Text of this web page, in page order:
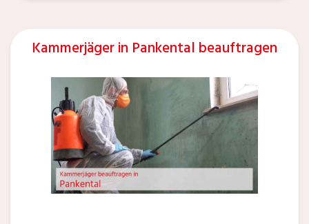
Kammerjäger in Pankental beauftragen